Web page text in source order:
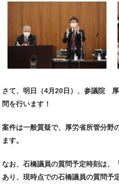
さて、明日（4月20日）、参議院
問を行います！
案件は一般質疑で、厚労省所管分野
ます。
なお、石橋議員の質問予定時刻は、
あり、現時点での石橋議員の質問予